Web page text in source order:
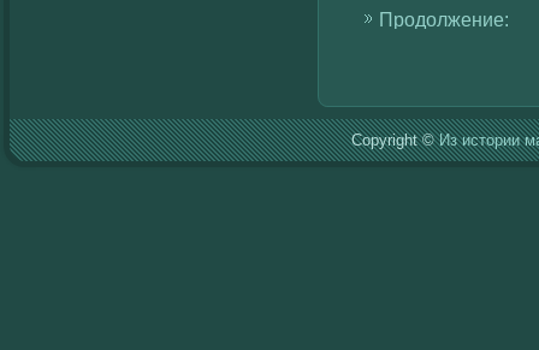
Продолжение:
Copyright ©Из истории